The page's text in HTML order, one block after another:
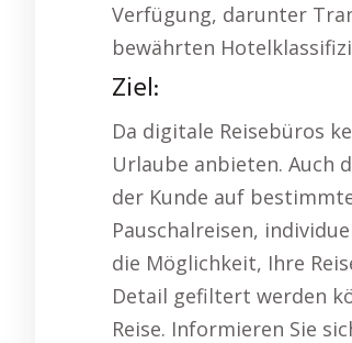
Verfügung, darunter
bewährten
Ziel:
Da digitale Reisebüros
Urlaube anbieten. Auch
der Kunde auf
Pauschalreisen,
die Möglichkeit, Ihre
Detail gefiltert werden
Reise. Informieren Sie